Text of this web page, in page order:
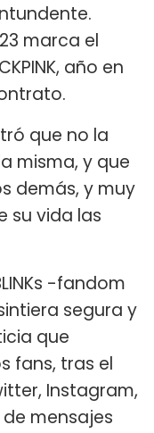
marca el
año en
que no la
misma, y que
demás, y muy
su vida las
-fandom
segura y
que
fans, tras el
Instagram,
mensajes